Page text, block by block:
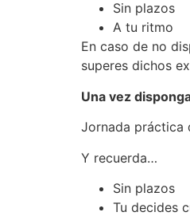
Sin plazos
A tu ritmo
En caso de no
superes dichos
Una vez
Jornada práctica
Y recuerda…
Sin plazos
Tu decides